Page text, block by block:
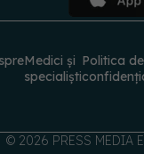
Medici și
specialiști
Politica de
© 2026 PRESS MEDIA